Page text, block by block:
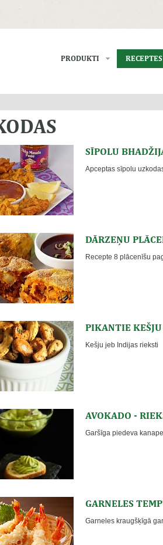
PRODUKTI RECEPTES
SĪPOLU
Apceptas sīpolu
DĀRZEŅU
Recepte 8 plācenīšu
PIKANTIE
Kešju jeb Indijas rieksti
AVOKADO -
Garšīga piedeva
GARNELES
Garneles kraugšķīgā